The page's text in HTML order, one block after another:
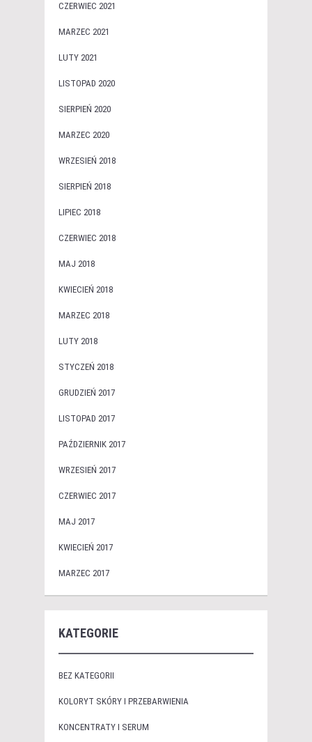
CZERWIEC 2021
MARZEC 2021
LUTY 2021
LISTOPAD 2020
SIERPIEŃ 2020
MARZEC 2020
WRZESIEŃ 2018
SIERPIEŃ 2018
LIPIEC 2018
CZERWIEC 2018
MAJ 2018
KWIECIEŃ 2018
MARZEC 2018
LUTY 2018
STYCZEŃ 2018
GRUDZIEŃ 2017
LISTOPAD 2017
PAŹDZIERNIK 2017
WRZESIEŃ 2017
CZERWIEC 2017
MAJ 2017
KWIECIEŃ 2017
MARZEC 2017
KATEGORIE
BEZ KATEGORII
KOLORYT SKÓRY I PRZEBARWIENIA
KONCENTRATY I SERUM